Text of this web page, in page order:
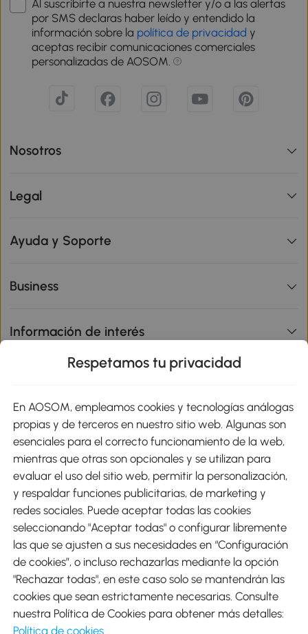
Al suscribirte a nuestra newsletter y/o a las alertas
por SMS declaras haber leído y entendido la
información sobre la política de privacidad y
aceptas recibir comunicaciones comerciales
personalizadas de AOSOM.
Nosotros
Legal
Ayuda y Soporte
Business
Información de interés
Métodos de Pago
Envíos
Descargar Aosom App
Google Play
Respetamos tu privacidad
En AOSOM, empleamos cookies y tecnologías análogas
propias y de terceros en nuestro sitio web. Algunas son
esenciales para el correcto funcionamiento de la web,
mientras que otras son opcionales y se utilizan para
evaluar el uso del sitio web, permitir la personalización,
y respaldar funciones publicitarias, de marketing y
redes sociales. Puede aceptar todas las cookies
seleccionando "Aceptar todas" o configurar libremente
las que se ajusten a sus necesidades en “Configuración
de cookies”, o incluso rechazarlas mediante la opción
"Rechazar todas", en este caso solo se mantendrán las
cookies que sean estrictamente necesarias. Consulte
nuestra Política de Cookies para obtener más detalles:
Política de cookies